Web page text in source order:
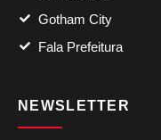
Gotham City
Fala Prefeitura
NEWSLETTER